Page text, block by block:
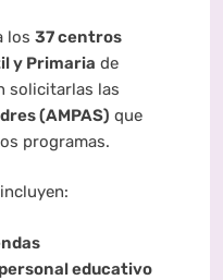
los 37 centros
y Primaria de
solicitarlas las
(AMPAS) que
programas.
incluyen:
educativo